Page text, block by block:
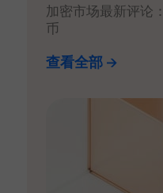
加密市场最新评论
币
查看全部